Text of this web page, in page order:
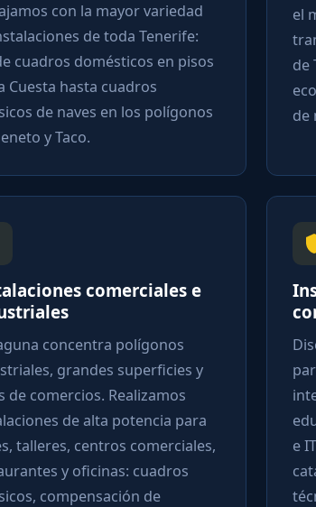
con la mayor variedad
de toda Tenerife:
cuadros domésticos en pisos
Cuesta hasta cuadros
de naves en los polígonos
y Taco.
el
de
de
comerciales e
concentra polígonos
grandes superficies y
de comercios. Realizamos
de alta potencia para
talleres, centros comerciales,
y oficinas: cuadros
compensación de
e